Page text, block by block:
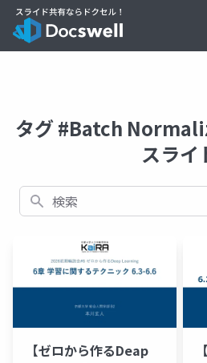
タグ #Batch
スライ
検索
【ゼロから作るDeap